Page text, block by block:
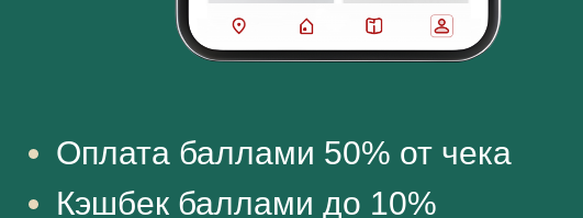
Оплата баллами 50% от чека
Кэшбек баллами до 10%